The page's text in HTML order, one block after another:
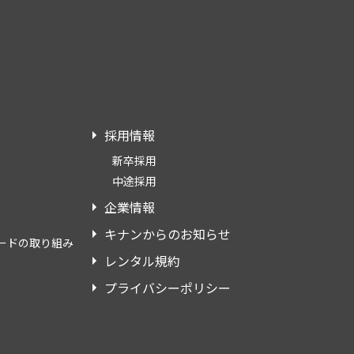
ドの取り組み
採用情報
新卒採用
中途採用
企業情報
キナンからのお知らせ
レンタル規約
プライバシーポリシー